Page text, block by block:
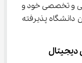
و تخصصی خود و
دانشگاه پذیرفته